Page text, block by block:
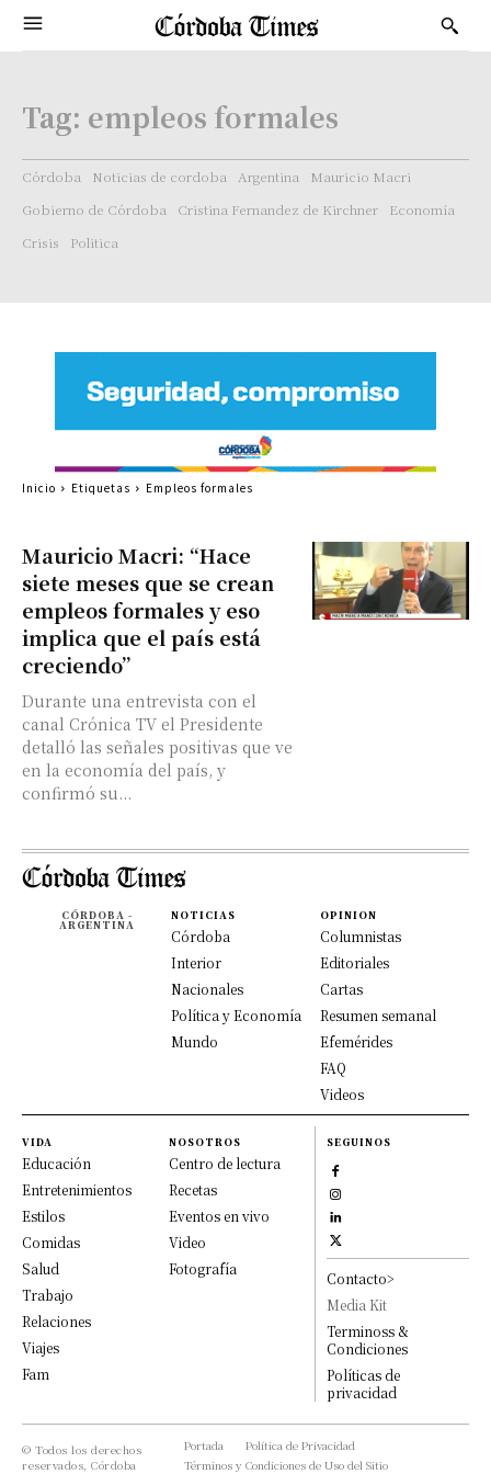
Tag: empleos formales
Córdoba Noticias de cordoba Argentina
Mauricio Macri
Gobierno de Córdoba
Cristina Fernandez de Kirchner
Economía
Crisis
Politica
Mauricio Macri: “Hace
siete meses que se crean
empleos formales y eso
implica que el país está
creciendo”
Durante una entrevista con el
canal Crónica TV el Presidente
detalló las señales positivas que ve
en la economía del país, y
confirmó su...
Inicio Etiquetas Empleos formales
CÓRDOBA -
ARGENTINA
NOTICIAS
Córdoba
Interior
Nacionales
Política y Economía
Mundo
OPINION
Columnistas
Editoriales
Cartas
Resumen semanal
Efemérides
FAQ
Videos
VIDA
Educación
Entretenimientos
Estilos
Comidas
Salud
Trabajo
Relaciones
Viajes
Fam
NOSOTROS
Centro de lectura
Recetas
Eventos en vivo
Video
Fotografía
SEGUINOS
Contacto>
Media Kit
Terminoss &
Condiciones
Políticas de
privacidad
© Todos los derechos
reservados, Córdoba
Portada
Política de Privacidad
Términos y Condiciones de Uso del Sitio